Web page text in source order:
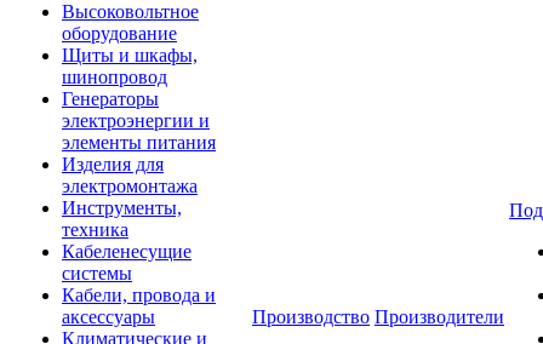
Высоковольтное
оборудование
Щиты и шкафы,
шинопровод
Генераторы
электроэнергии и
элементы питания
Изделия для
электромонтажа
Инструменты,
техника
Кабеленесущие
системы
Кабели, провода и
аксессуары
Климатические и
Производство Производители